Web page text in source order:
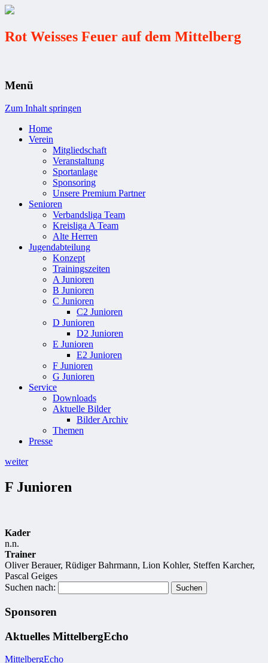
Rot Weisses Feuer auf dem Mittelberg
Menü
Zum Inhalt springen
Home
Verein
Mitgliedschaft
Veranstaltung
Sportanlage
Sponsoring
Unsere Premium Partner
Senioren
Verbandsliga Team
Kreisliga A Team
Alte Herren
Jugendabteilung
Konzept
Trainingszeiten
A Junioren
B Junioren
C Junioren
C2 Junioren
D Junioren
D2 Junioren
E Junioren
E2 Junioren
F Junioren
G Junioren
Service
Downloads
Aktuelle Bilder
Bilder Archiv
Themen
Presse
weiter
F Junioren
Kader
n.n.
Trainer
Oliver Berauer, Rüdiger Bahrmann, Lion Kohler, Steffen Karcher,
Pascal Geiges
Suchen nach:
Sponsoren
Aktuelles MittelbergEcho
MittelbergEcho